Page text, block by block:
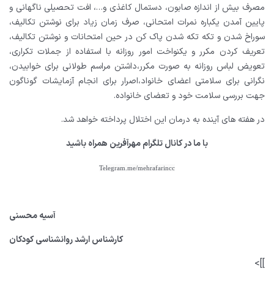
مصرف بیش از اندازه صابون، دستمال کاغذی و…، افت تحصیلی ناگهانی و
پایین آمدن یکباره نمرات امتحانی، صرف زمان زیاد برای نوشتن تکالیف،
سوراخ شدن و تکه تکه شدن پاک کن در حین امتحانات و نوشتن تکالیف،
تعریف کردن مکرر و یکنواخت امور روزانه با استفاده از جملات تکراری،
تعویض لباس روزانه به صورت مکرر،داشتن مراسم طولانی برای خوابیدن،
نگرانی برای سلامتی اعضای خانواد،اصرار برای انجام آزمایشات گوناگون
جهت بررسی سلامت خود و تعضای خانواده.
در هفته های آینده به درمان این اختلال پرداخته خواهد شد.
با ما در کانال تلگرام مهرآفرین همراه باشید
Telegram.me/mehrafarincc
آسیه محسنی
کارشناس ارشد روانشناسی کودکان
]]>